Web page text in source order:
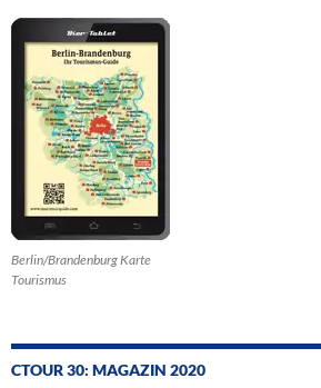
Berlin/Brandenburg Karte
Tourismus
CTOUR 30: MAGAZIN 2020